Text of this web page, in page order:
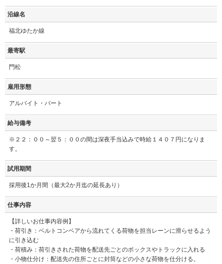
沿線名
福北ゆたか線
最寄駅
門松
雇用形態
アルバイト・パート
給与備考
※２２：００～翌５：００の間は深夜手当込みで時給１４０７円になりま
す。
試用期間
採用後1か月間（最大2か月迄の延長あり）
仕事内容
【詳しいお仕事内容例】
・荷引き：ベルトコンベアから流れてくる荷物を担当レーンに滑らせるよう
に引き込む
・荷積み：荷引きされた荷物を配送先ごとのボックスやトラックに入れる
・小物仕分け：配送先の住所ごとに封筒などの小さな荷物を仕分ける。